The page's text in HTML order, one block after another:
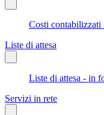
Costi contabilizzati
Liste di attesa
Liste di attesa - in
Servizi in rete